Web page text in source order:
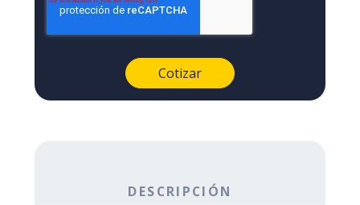
DESCRIPCIÓN